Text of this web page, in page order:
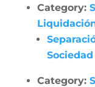
Category:
Category: